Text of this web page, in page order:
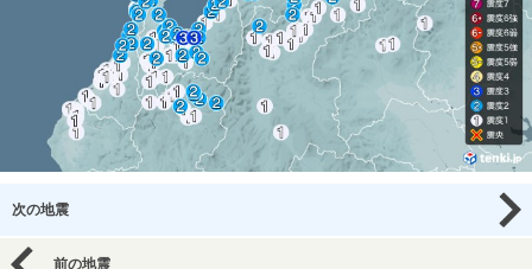
次の地震
前の地震